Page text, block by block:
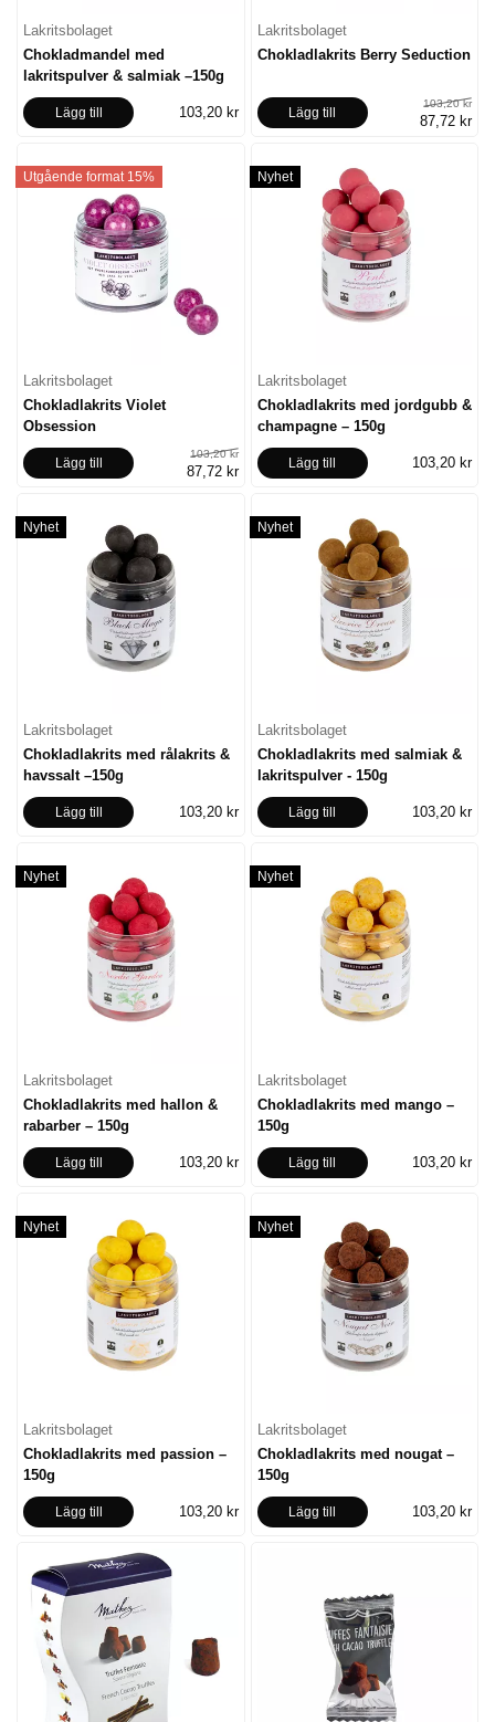
Lakritsbolaget
Chokladmandel med
lakritspulver & salmiak –150g
Lägg till 103,20 kr
Lakritsbolaget
Chokladlakrits Berry Seduction
Lägg till
103,20 kr
87,72 kr
Utgående format 15%
Lakritsbolaget
Chokladlakrits Violet
Obsession
Lägg till
103,20 kr
87,72 kr
Nyhet
Lakritsbolaget
Chokladlakrits med jordgubb &
champagne – 150g
Lägg till 103,20 kr
Nyhet
Lakritsbolaget
Chokladlakrits med rålakrits &
havssalt –150g
Lägg till 103,20 kr
Nyhet
Lakritsbolaget
Chokladlakrits med salmiak &
lakritspulver - 150g
Lägg till 103,20 kr
Nyhet
Lakritsbolaget
Chokladlakrits med hallon &
rabarber – 150g
Lägg till 103,20 kr
Nyhet
Lakritsbolaget
Chokladlakrits med mango –
150g
Lägg till 103,20 kr
Nyhet
Lakritsbolaget
Chokladlakrits med passion –
150g
Lägg till 103,20 kr
Nyhet
Lakritsbolaget
Chokladlakrits med nougat –
150g
Lägg till 103,20 kr